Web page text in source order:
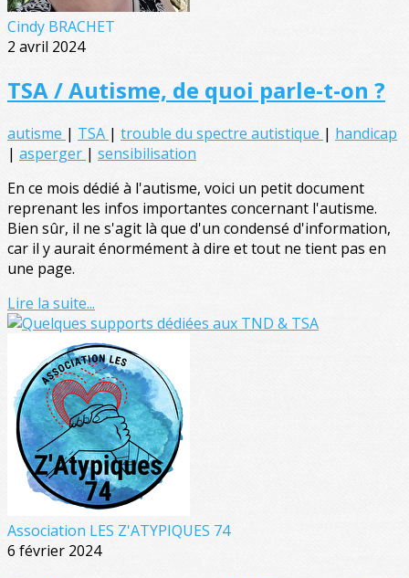
Cindy BRACHET
2 avril 2024
TSA / Autisme, de quoi parle-t-on ?
autisme | TSA | trouble du spectre autistique | handicap
| asperger | sensibilisation
En ce mois dédié à l'autisme, voici un petit document
reprenant les infos importantes concernant l'autisme.
Bien sûr, il ne s'agit là que d'un condensé d'information,
car il y aurait énormément à dire et tout ne tient pas en
une page.
Lire la suite...
Association LES Z'ATYPIQUES 74
6 février 2024